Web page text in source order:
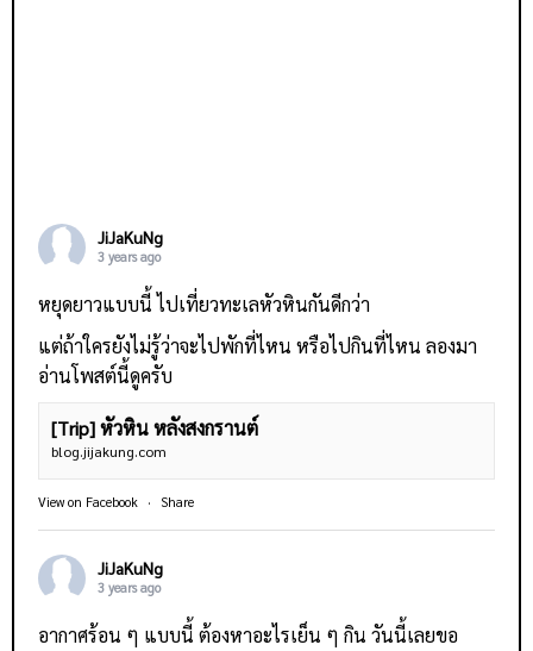
JiJaKuNg
3 years ago
หยุดยาวแบบนี้ ไปเที่ยวทะเลหัวหินกันดีกว่า
แต่ถ้าใครยังไม่รู้ว่าจะไปพักที่ไหน หรือไปกินที่ไหน ลองมา
อ่านโพสต์นี้ดูครับ
[Trip] หัวหิน หลังสงกรานต์
blog.jijakung.com
View on Facebook · Share
JiJaKuNg
3 years ago
อากาศร้อน ๆ แบบนี้ ต้องหาอะไรเย็น ๆ กิน วันนี้เลยขอ